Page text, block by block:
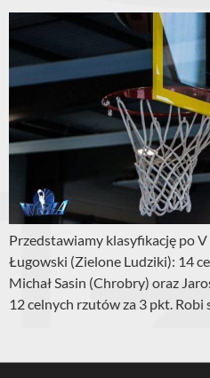
Przedstawiamy klasyfikację po
Ługowski (Zielone Ludziki): 14
Michał Sasin (Chrobry) oraz
12 celnych rzutów za 3 pkt. Robi